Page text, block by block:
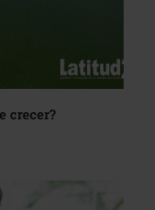
crecer?